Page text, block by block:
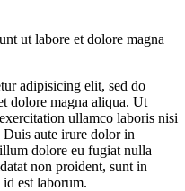
ut labore et dolore magna
adipisicing elit, sed do
dolore magna aliqua. Ut
ullamco laboris nisi
aute irure dolor in
dolore eu fugiat nulla
non proident, sunt in
est laborum.